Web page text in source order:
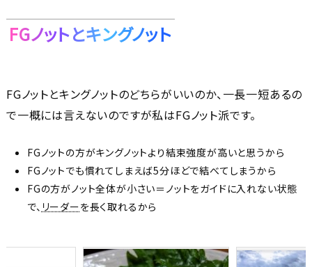
FGノットとキングノット
FGノットとキングノットのどちらがいいのか、一長一短あるの
で一概には言えないのですが私はFGノット派です。
FGノットの方がキングノットより結束強度が高いと思うから
FGノットでも慣れてしまえば5分ほどで結べてしまうから
FGの方がノット全体が小さい＝ノットをガイドに入れない状態
で、 リーダーを長く取れるから